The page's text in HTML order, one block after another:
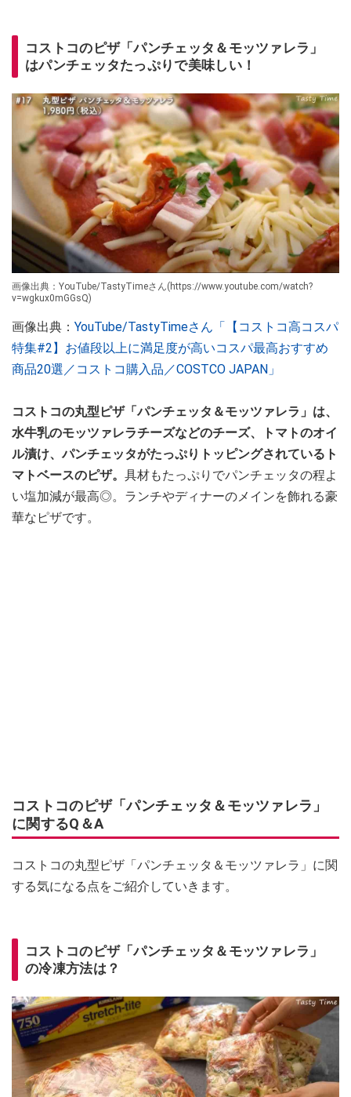
コストコのピザ「パンチェッタ＆モッツァレラ」
はパンチェッタたっぷりで美味しい！
画像出典：YouTube/TastyTimeさん(https://www.youtube.com/watch?
v=wgkux0mGGsQ)
画像出典： YouTube/TastyTimeさん「【コストコ高コスパ
特集#2】お値段以上に満足度が高いコスパ最高おすすめ
商品20選／コストコ購入品／COSTCO JAPAN」
コストコの丸型ピザ「パンチェッタ＆モッツァレラ」は、
水牛乳のモッツァレラチーズなどのチーズ、トマトのオイ
ル漬け、パンチェッタがたっぷりトッピングされているト
マトベースのピザ。 具材もたっぷりでパンチェッタの程よ
い塩加減が最高◎。ランチやディナーのメインを飾れる豪
華なピザです。
コストコのピザ「パンチェッタ＆モッツァレラ」
に関するQ＆A
コストコの丸型ピザ「パンチェッタ＆モッツァレラ」に関
する気になる点をご紹介していきます。
コストコのピザ「パンチェッタ＆モッツァレラ」
の冷凍方法は？